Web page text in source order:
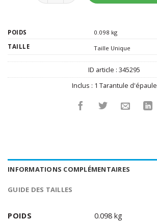
POIDS
0.098 kg
TAILLE
Taille Unique
ID article : 345295
Inclus : 1 Tarantule d'épaule
INFORMATIONS COMPLÉMENTAIRES
GUIDE DES TAILLES
POIDS
0.098 kg